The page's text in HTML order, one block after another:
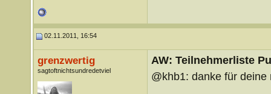
02.11.2011, 16:54
grenzwertig
sagtoftnichtsundredetviel
AW: Teilnehmerliste
@khb1: danke für deine